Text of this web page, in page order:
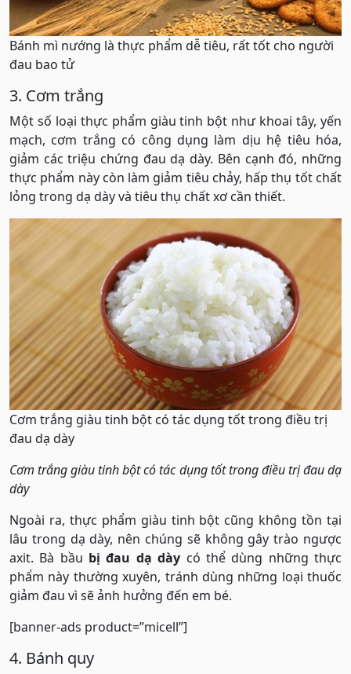
Bánh mì nướng là thực phẩm dễ tiêu, rất tốt cho người
đau bao tử
3. Cơm trắng
Một số loại thực phẩm giàu tinh bột như khoai tây, yến
mạch, cơm trắng có công dụng làm dịu hệ tiêu hóa,
giảm các triệu chứng đau dạ dày. Bên cạnh đó, những
thực phẩm này còn làm giảm tiêu chảy, hấp thụ tốt chất
lỏng trong dạ dày và tiêu thụ chất xơ cần thiết.
Cơm trắng giàu tinh bột có tác dụng tốt trong điều trị
đau dạ dày
Cơm trắng giàu tinh bột có tác dụng tốt trong điều trị đau dạ
dày
Ngoài ra, thực phẩm giàu tinh bột cũng không tồn tại
lâu trong dạ dày, nên chúng sẽ không gây trào ngược
axit. Bà bầu bị đau dạ dày có thể dùng những thực
phẩm này thường xuyên, tránh dùng những loại thuốc
giảm đau vì sẽ ảnh hưởng đến em bé.
[banner-ads product=”micell”]
4. Bánh quy